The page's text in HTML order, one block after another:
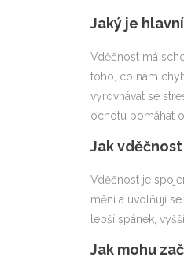
Jaký je
Vděčnost má
toho, co nám
vyrovnávat se
ochotu pomáhat
Jak
Vděčnost je
mění a uvolňují
lepší spánek,
Jak mohu